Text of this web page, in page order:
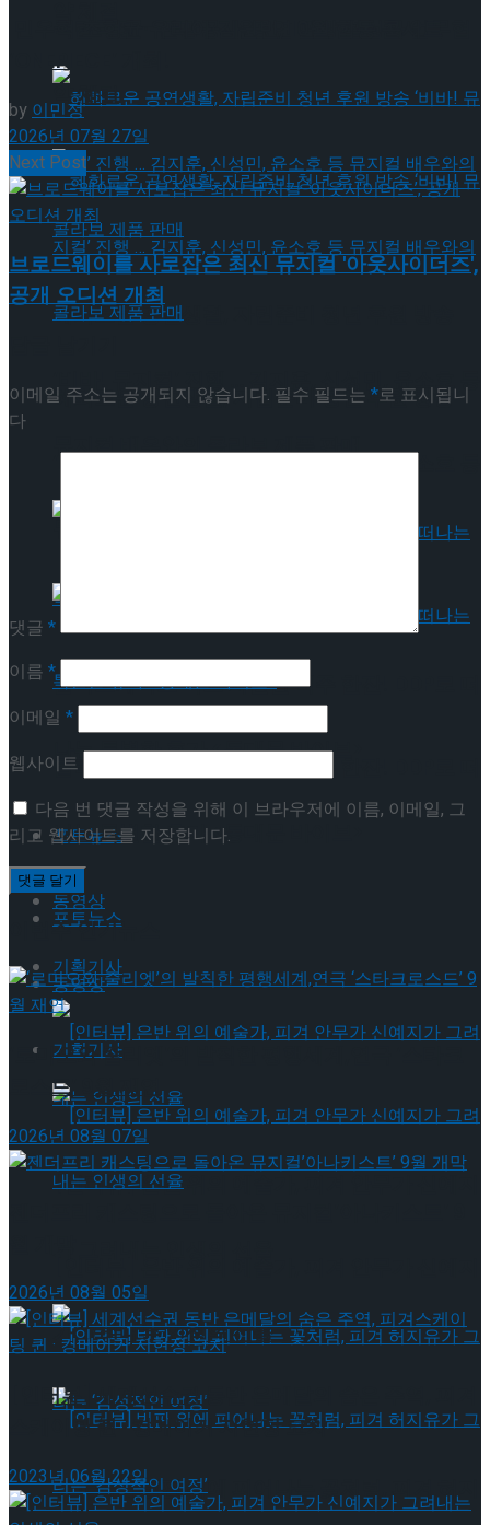
혜화로운 공연생활, 자립준비 청년 후원 방송
‘비바! 뮤지컬’ 진행 … 김지훈, 신성민, 윤소호 등
뮤지컬 배우와의 콜라보 제품 판매
롤러스케이트 타고 시원한 맥주 한잔! DDP로 떠
나는 특별한 휴가 <동대문 바이브>
포토뉴스
동영상
기획기사
[인터뷰] 은반 위의 예술가, 피겨 안무가 신예지
[인터뷰] 빙판 위에 피어나는 꽃처럼, 피겨 허지
약 체결
혜화로운 공연생활, 자립준비 청년 후원 방송
롤러스케이트 타고 시원한 맥주 한잔! DDP로 떠
나는 특별한 휴가 <동대문 바이브>
포토뉴스
동영상
기획기사
가 그려내는 인생의 선율
‘ONEPIECE’ 개최!
by이민정
2026년 07월 27일
Next Post
브로드웨이를 사로잡은 최신 뮤지컬 '아웃사이더즈',
공개 오디션 개최
이메일 주소는 공개되지 않습니다. 필수 필드는 *로 표시됩니
다
댓글 *
이름 *
이메일 *
웹사이트
다음 번 댓글 작성을 위해 이 브라우저에 이름, 이메일, 그
리고 웹사이트를 저장합니다.
이번주 인기뉴스
‘로미오와 줄리엣’의 발칙한 평행세계,연극 ‘스타크
로스드’ 9월 재연
2026년 08월 07일
2026년 08월 05일
[인터뷰] 세계선수권 동반 은메달의 숨은 주역, 피겨
스케이팅 퀸 · 킹메이커 지현정 코치
2023년 06월 22일